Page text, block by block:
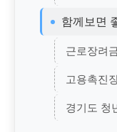
함께보면
근로장려
고용촉진
경기도 청